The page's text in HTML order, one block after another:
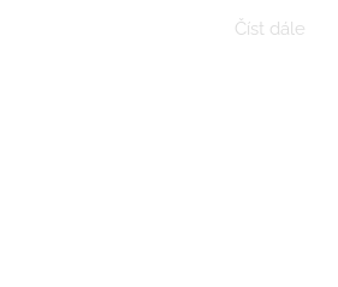
Číst dále